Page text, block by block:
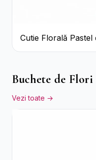
Cutie Florală
Raffaello
Buchete de
Vezi toate →